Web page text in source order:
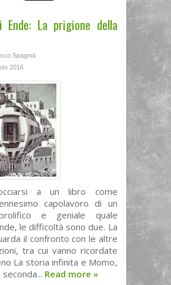
Ende: La prigione della
Spagnol
2016
a un libro come
capolavoro di un
e geniale quale
le difficoltà sono due. La
il confronto con le altre
tra cui vanno ricordate
La storia infinita e Momo,
Read more »